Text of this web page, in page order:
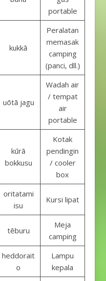
portable
kukkā
Peralatan
memasak
camping
(panci, dll.)
uōtā jagu
Wadah air
/ tempat
air
portable
kūrā
bokkusu
Kotak
pendingin
/ cooler
box
oritatami
isu
Kursi lipat
tēburu
Meja
camping
heddorait
o
Lampu
kepala